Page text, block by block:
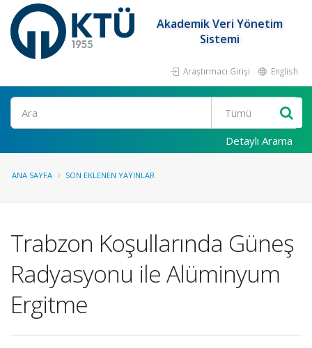
Akademik Veri Yönetim
Sistemi
Araştırmacı Girişi English
Ara
Detaylı Arama
ANA SAYFA SON EKLENEN YAYINLAR
Trabzon Koşullarında Güneş
Radyasyonu ile Alüminyum
Ergitme